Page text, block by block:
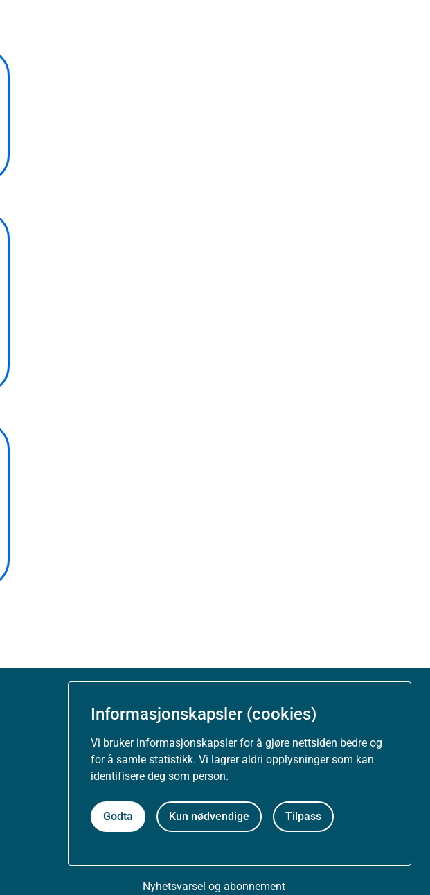
Informasjonskapsler (cookies)
Vi bruker informasjonskapsler for å gjøre nettsiden bedre og
for å samle statistikk. Vi lagrer aldri opplysninger som kan
identifisere deg som person.
Godta Kun nødvendige Tilpass
Om nettstedet
Personvernerklæring
Nyhetsvarsel og abonnement